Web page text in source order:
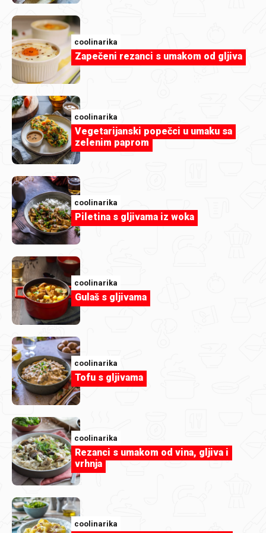
Evichen123
Griz pita s kokosom.jpg
Evichen123
Griz pita s kokosom.jpg
coolinarika
Zapečeni rezanci s umakom od gljiva
coolinarika
Vegetarijanski popečci u umaku sa
zelenim paprom
coolinarika
Piletina s gljivama iz woka
coolinarika
Gulaš s gljivama
coolinarika
Tofu s gljivama
coolinarika
Rezanci s umakom od vina, gljiva i
vrhnja
coolinarika